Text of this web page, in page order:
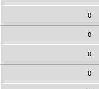
0
0
0
0